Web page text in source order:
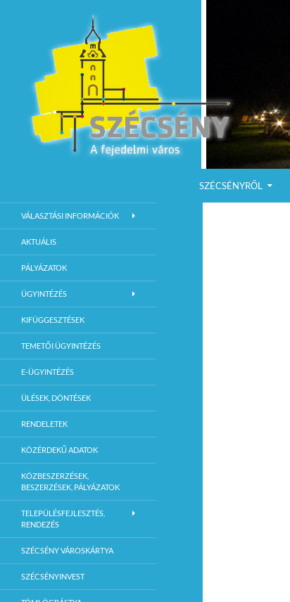
SZÉCSÉNYRŐL
Szécsény Város Hivatalos Weboldala
VÁLASZTÁSI INFORMÁCIÓK
AKTUÁLIS
PÁLYÁZATOK
ÜGYINTÉZÉS
KIFÜGGESZTÉSEK
TEMETŐI ÜGYINTÉZÉS
E-ÜGYINTÉZÉS
ÜLÉSEK, DÖNTÉSEK
RENDELETEK
KÖZÉRDEKŰ ADATOK
KÖZBESZERZÉSEK,
BESZERZÉSEK, PÁLYÁZATOK
TELEPÜLÉSFEJLESZTÉS,
RENDEZÉS
SZÉCSÉNY VÁROSKÁRTYA
SZÉCSÉNYINVEST